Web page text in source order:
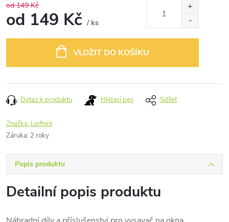
od 149 Kč
od 149 Kč / ks
VLOŽIT DO KOŠÍKU
Dotaz k produktu Hlídací pes Sdílet
Značka: Leifheit
Záruka: 2 roky
Popis produktu
Detailní popis produktu